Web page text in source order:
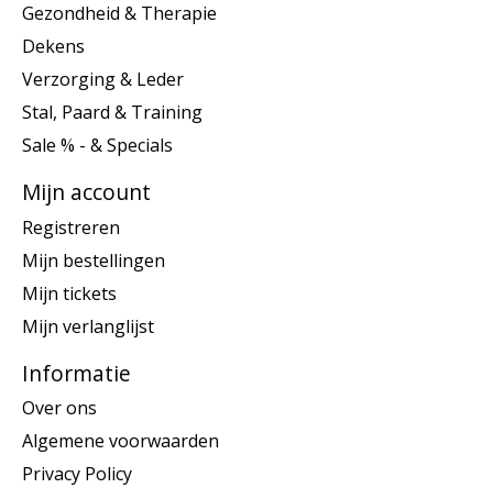
Gezondheid & Therapie
Dekens
Verzorging & Leder
Stal, Paard & Training
Sale % - & Specials
Mijn account
Registreren
Mijn bestellingen
Mijn tickets
Mijn verlanglijst
Informatie
Over ons
Algemene voorwaarden
Privacy Policy